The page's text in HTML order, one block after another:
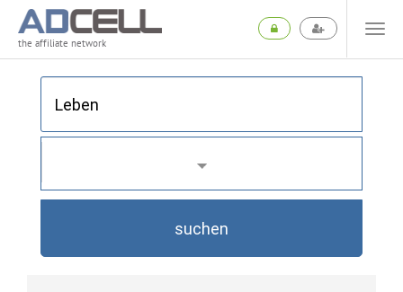
the affiliate network
suchen